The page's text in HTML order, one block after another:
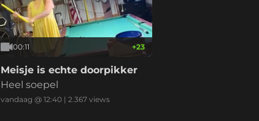
00:11 +23
Meisje is echte doorpikker
Heel soepel
vandaag @ 12:40 |2.367 views